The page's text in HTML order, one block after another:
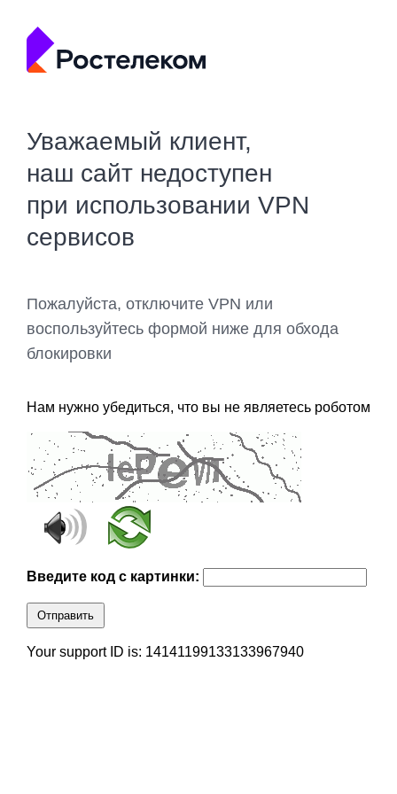
Уважаемый клиент,
наш сайт недоступен
при использовании VPN
сервисов
Пожалуйста, отключите VPN или
воспользуйтесь формой ниже для обхода
блокировки
Нам нужно убедиться, что вы не являетесь роботом
Введите код с картинки:
Отправить
Your support ID is: 14141199133133967940